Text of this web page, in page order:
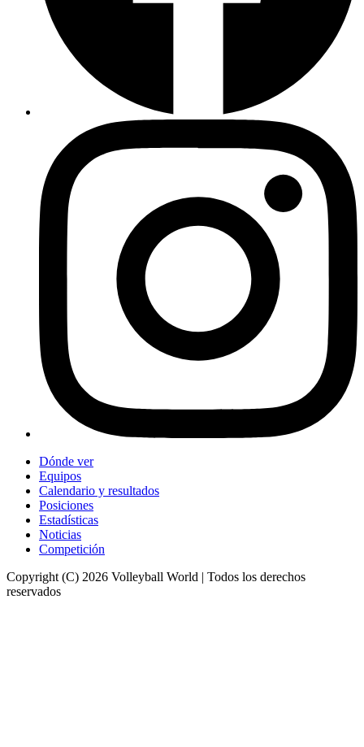
Dónde ver
Equipos
Calendario y resultados
Posiciones
Estadísticas
Noticias
Competición
Copyright (C) 2026 Volleyball World | Todos los derechos
reservados